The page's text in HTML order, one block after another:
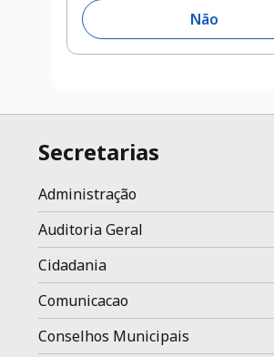
Não
Secretarias
Administração
Auditoria Geral
Cidadania
Comunicacao
Conselhos Municipais